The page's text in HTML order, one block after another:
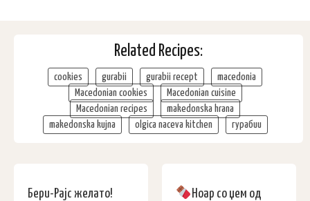
Related Recipes:
cookies gurabii gurabii recept
macedonia
Macedonian cookies
Macedonian cuisine
Macedonian recipes
makedonska hrana
makedonska kujna
olgica naceva kitchen гурабии
Бери-Рајс желато!
Ноар со џем од